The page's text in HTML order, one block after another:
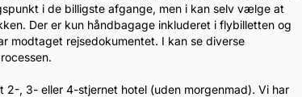
i de billigste afgange, men i kan selv vælge at
Der er kun håndbagage inkluderet i flybilletten og
modtaget rejsedokumentet. I kan se diverse
, 3- eller 4-stjernet hotel (uden morgenmad). Vi har